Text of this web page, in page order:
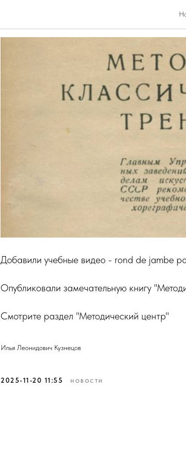
Добавили учебные видео - rond de jambe
Опубликовали замечательную книгу
Смотрите раздел "Методический центр"
Илья Леонидович Кузнецов
2025-11-20 11:55 НОВОСТИ